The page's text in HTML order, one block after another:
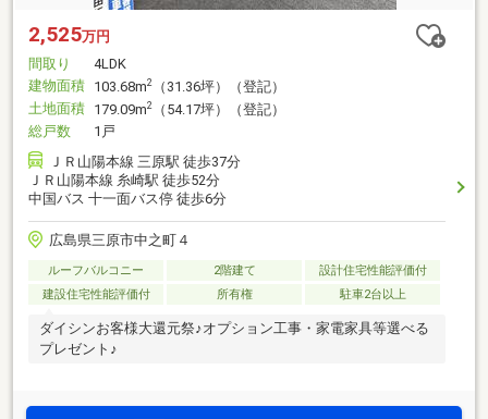
2,525万円
間取り
4LDK
建物面積 103.68m2
（31.36坪）（登記）
土地面積 179.09m2
（54.17坪）（登記）
総戸数
1戸
ＪＲ山陽本線 三原駅 徒歩37分
ＪＲ山陽本線 糸崎駅 徒歩52分
中国バス 十一面バス停 徒歩6分
広島県三原市中之町４
ルーフバルコニー 2階建て
設計住宅性能評価付
建設住宅性能評価付
所有権 駐車2台以上
ダイシンお客様大還元祭♪オプション工事・家電家具等選べる
プレゼント♪